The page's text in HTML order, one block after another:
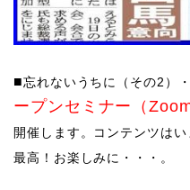
​​■忘れないうちに（その2）
ープンセミナー（
開催します。 コンテンツは
最高！お楽しみに・・・。